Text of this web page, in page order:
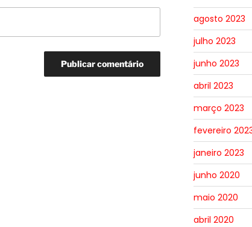
agosto 2023
julho 2023
junho 2023
abril 2023
março 2023
fevereiro
janeiro 2023
junho 2020
maio 2020
abril 2020